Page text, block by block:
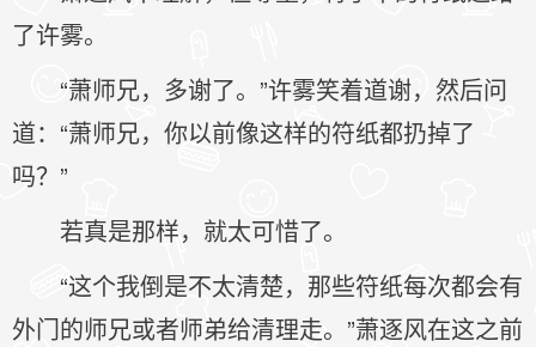
了许雾。
“萧师兄，多谢了。”许雾笑着道谢，然后问
道：“萧师兄，你以前像这样的符纸都扔掉了
吗？”
若真是那样，就太可惜了。
“这个我倒是不太清楚，那些符纸每次都会有
外门的师兄或者师弟给清理走。”萧逐风在这之前